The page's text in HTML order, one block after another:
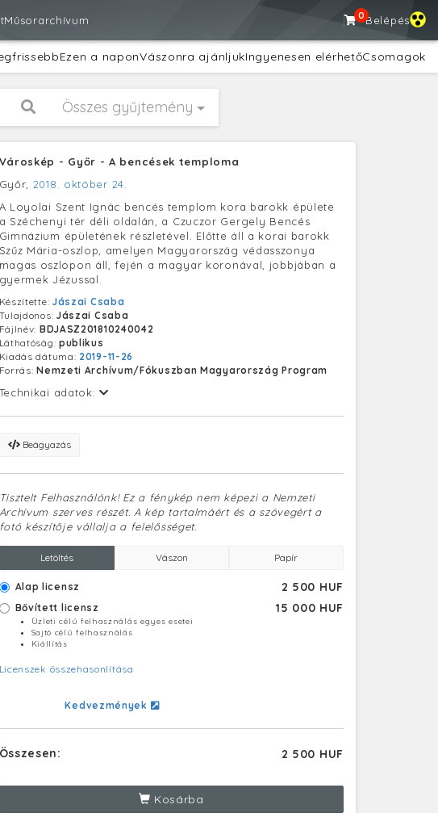
Műsorarchívum 0Belépés
Ezen a naponVászonra ajánljukIngyenesen elérhetőCsomagok
Összes gyűjtemény
Városkép - Győr - A bencések temploma
Győr, 2018. október 24.
A Loyolai Szent Ignác bencés templom kora barokk épülete
a Széchenyi tér déli oldalán, a Czuczor Gergely Bencés
Gimnázium épületének részletével. Előtte áll a korai barokk
Szűz Mária-oszlop, amelyen Magyarország védasszonya
magas oszlopon áll, fején a magyar koronával, jobbjában a
gyermek Jézussal.
Készítette: Jászai Csaba
Tulajdonos: Jászai Csaba
Fájlnév: BDJASZ201810240042
Láthatóság: publikus
Kiadás dátuma: 2019-11-26
Forrás:Nemzeti Archívum/Fókuszban Magyarország Program
Technikai adatok:
Beágyazás
Tisztelt Felhasználónk! Ez a fénykép nem képezi a Nemzeti
Archívum szerves részét. A kép tartalmáért és a szövegért a
fotó készítője vállalja a felelősséget.
Letöltés Vászon Papír
Alap licensz 2 500 HUF
Bővített licensz 15 000 HUF
Üzleti célú felhasználás egyes esetei
Sajtó célú felhasználás
Kiállítás
Licenszek összehasonlítása
Kedvezmények
Összesen: 2 500 HUF
Kosárba